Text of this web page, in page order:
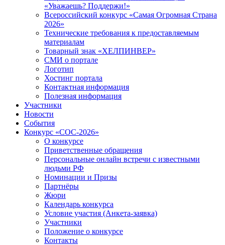
«Уважаешь? Поддержи!»
Всероссийский конкурс «Самая Огромная Страна
2026»
Технические требования к предоставляемым
материалам
Товарный знак «ХЕЛПИНВЕР»
СМИ о портале
Логотип
Хостинг портала
Контактная информация
Полезная информация
Участники
Новости
События
Конкурс «СОС-2026»
О конкурсе
Приветственные обращения
Персональные онлайн встречи с известными
людьми РФ
Номинации и Призы
Партнёры
Жюри
Календарь конкурса
Условие участия (Анкета-заявка)
Участники
Положение о конкурсе
Контакты